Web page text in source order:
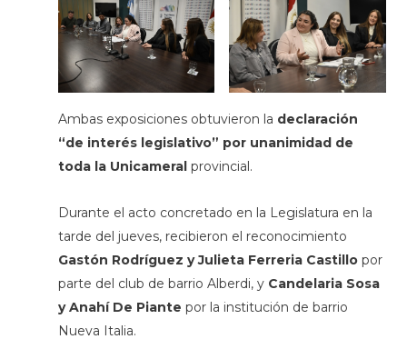
Ambas exposiciones obtuvieron la declaración
“de interés legislativo” por unanimidad de
toda la Unicameral provincial.
Durante el acto concretado en la Legislatura en la
tarde del jueves, recibieron el reconocimiento
Gastón Rodríguez y Julieta Ferreria Castillopor
parte del club de barrio Alberdi, y Candelaria Sosa
y Anahí De Piante por la institución de barrio
Nueva Italia.